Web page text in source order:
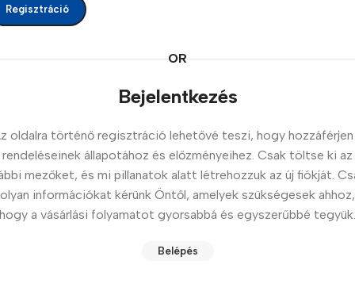
Regisztráció
OR
Bejelentkezés
oldalra történő regisztráció lehetővé teszi, hogy hozzáférjen
rendeléseinek állapotához és előzményeihez. Csak töltse ki az
mezőket, és mi pillanatok alatt létrehozzuk az új fiókját.
olyan információkat kérünk Öntől, amelyek szükségesek ahhoz,
hogy a vásárlási folyamatot gyorsabbá és egyszerűbbé tegyük.
Belépés